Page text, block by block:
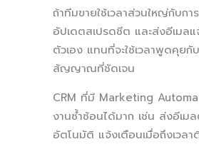
ถ้าทีมขายใช้เวลาส่วนใหญ่กับก
อัปเดตสเปรดชีต และส่งอีเมล
ตัวเอง แทนที่จะใช้เวลาพูดคุย
สัญญาณที่ชัดเจน
CRM ที่มี Marketing
งานซ้ำซ้อนได้มาก เช่น ส่งอีเม
อัตโนมัติ แจ้งเตือนเมื่อถึงเวล